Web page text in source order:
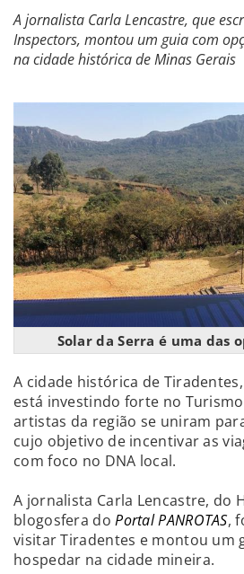
A jornalista Carla Lencastre, que
Inspectors, montou um guia com
na cidade histórica de Minas Gerais
Solar da Serra é uma das
A cidade histórica de
está investindo forte no
artistas da região se uniram
cujo objetivo de incentivar as
com foco no DNA local.
A jornalista Carla Lencastre, do
blogosfera doPortal PANROTAS,
visitar Tiradentes e montou um
hospedar na cidade mineira.